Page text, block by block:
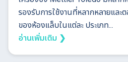
รองรับการใช้งานที่หลากหลายและ
ของห้องแล็บในแต่ละ ประเภท...
อ่านเพิ่มเติม ❯